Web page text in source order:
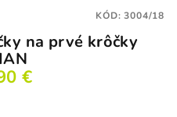
na prvé krôčky
€
KÓD:3004/18